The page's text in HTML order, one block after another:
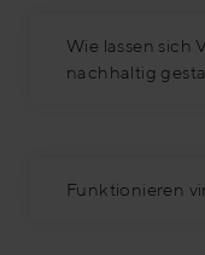
Wie lassen sich
nachhaltig
Funktionieren